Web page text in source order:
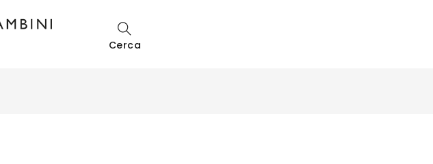
Cerca